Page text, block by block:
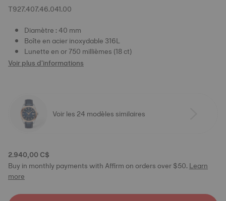
T927.407.46.041.00
Diamètre : 40 mm
Boîte en acier inoxydable 316L
Lunette en or 750 millièmes (18 ct)
Voir plus d'informations
Voir les 24 modèles similaires
2.940,00 C$
Buy in monthly payments with Affirm on orders over $50.Learn
more